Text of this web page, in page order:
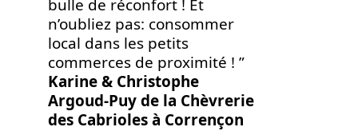
bulle de réconfort ! Et
n’oubliez pas: consommer
local dans les petits
commerces de proximité ! ”
Karine & Christophe
Argoud-Puy de la Chèvrerie
des Cabrioles à Corrençon